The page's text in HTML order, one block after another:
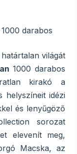
darabos
világát
1000 darabos
kirakó a
helyszíneit idézi
és lenyűgöző
sorozat
elevenít meg,
Macska, az